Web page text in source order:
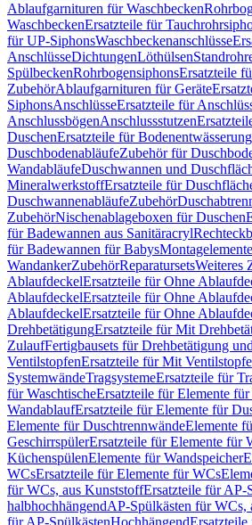
Ablaufgarnituren für Waschbecken
WaschbeckenErsatzteile für
für UP-SiphonsWaschbeckenanschlüsse
AnschlüsseDichtungenLöthülsen
SpülbeckenRohrbogensiphonsErsatzteile
ZubehörAblaufgarnituren für Geräte
SiphonsAnschlüsseErsatzteile für
AnschlussbögenAnschlussstutzen
DuschenErsatzteile für
DuschbodenabläufeZubehör für
WandabläufeDuschwannen und
MineralwerkstoffErsatzteile für
DuschwannenabläufeZubehör
ZubehörNischenablageboxen für Duschen
für Badewannen aus Sanitäracryl
für Badewannen für BabysMontagelemente
WandankerZubehörReparatursetsWeiteres
AblaufdeckelErsatzteile für Ohne
AblaufdeckelErsatzteile für Ohne
AblaufdeckelErsatzteile für Ohne
DrehbetätigungErsatzteile für Mit
ZulaufFertigbausets für Drehbetätigung
VentilstopfenErsatzteile für Mit
SystemwändeTragsystemeErsatzteile für
für WaschtischeErsatzteile für Elemente für
WandablaufErsatzteile für Elemente für
Elemente für DuschtrennwändeElemente
GeschirrspülerErsatzteile für Elemente für
KüchenspülenElemente für Wandspeicher
WCsErsatzteile für Elemente für WCs
für WCs, aus KunststoffErsatzteile für AP-
halbhochhängendAP-Spülkästen für WCs,
für AP-SpülkästenHochhängend